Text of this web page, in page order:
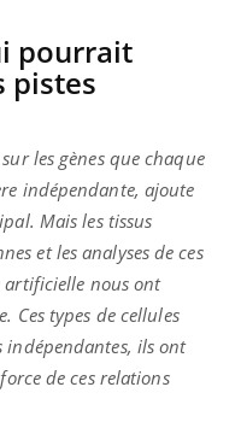
pourrait
pistes
les gènes que chaque
indépendante, ajoute
Mais les tissus
et les analyses de ces
artificielle nous ont
Ces types de cellules
indépendantes, ils ont
de ces relations